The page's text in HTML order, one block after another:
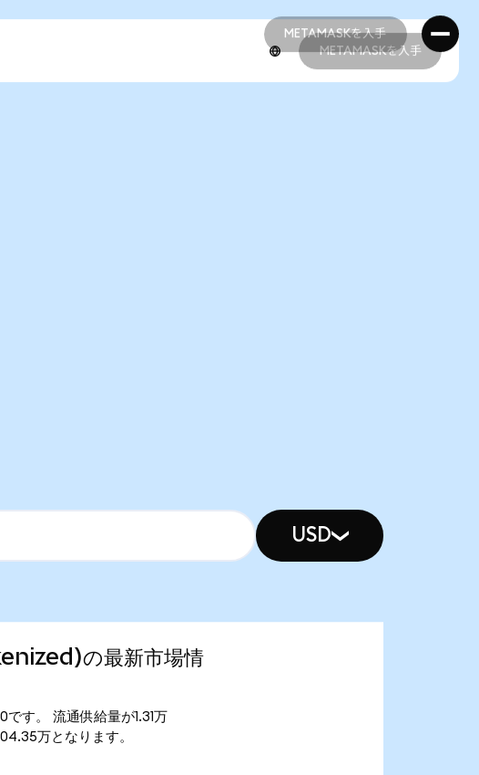
METAMASKを入手
METAMASKを入手
METAMASKを入手
USD
の最新市場情
す。 流通供給量が1.31万
万となります。